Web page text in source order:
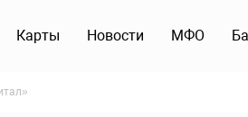
Карты Новости МФО